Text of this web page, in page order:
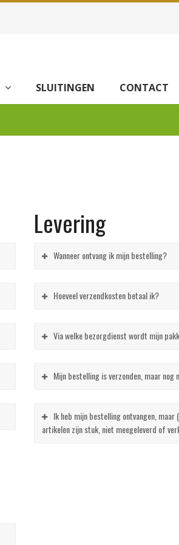
SLUITINGEN CONTACT
Levering
Wanneer ontvang ik mijn bestelling?
Hoeveel verzendkosten betaal ik?
Via welke bezorgdienst wordt mijn
Mijn bestelling is verzonden, maar nog
Ik heb mijn bestelling ontvangen, maar
artikelen zijn stuk, niet meegeleverd of